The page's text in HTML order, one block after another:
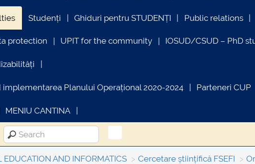
Studenți Ghiduri pentru STUDENȚI Public relations
protection UPIT for the community IOSUD/CSUD – PhD
Planului Operațional 2020-2024 Parteneri CUP
MENIU CANTINA
EDUCATION AND INFORMATICS Cercetare științifică FSEFI